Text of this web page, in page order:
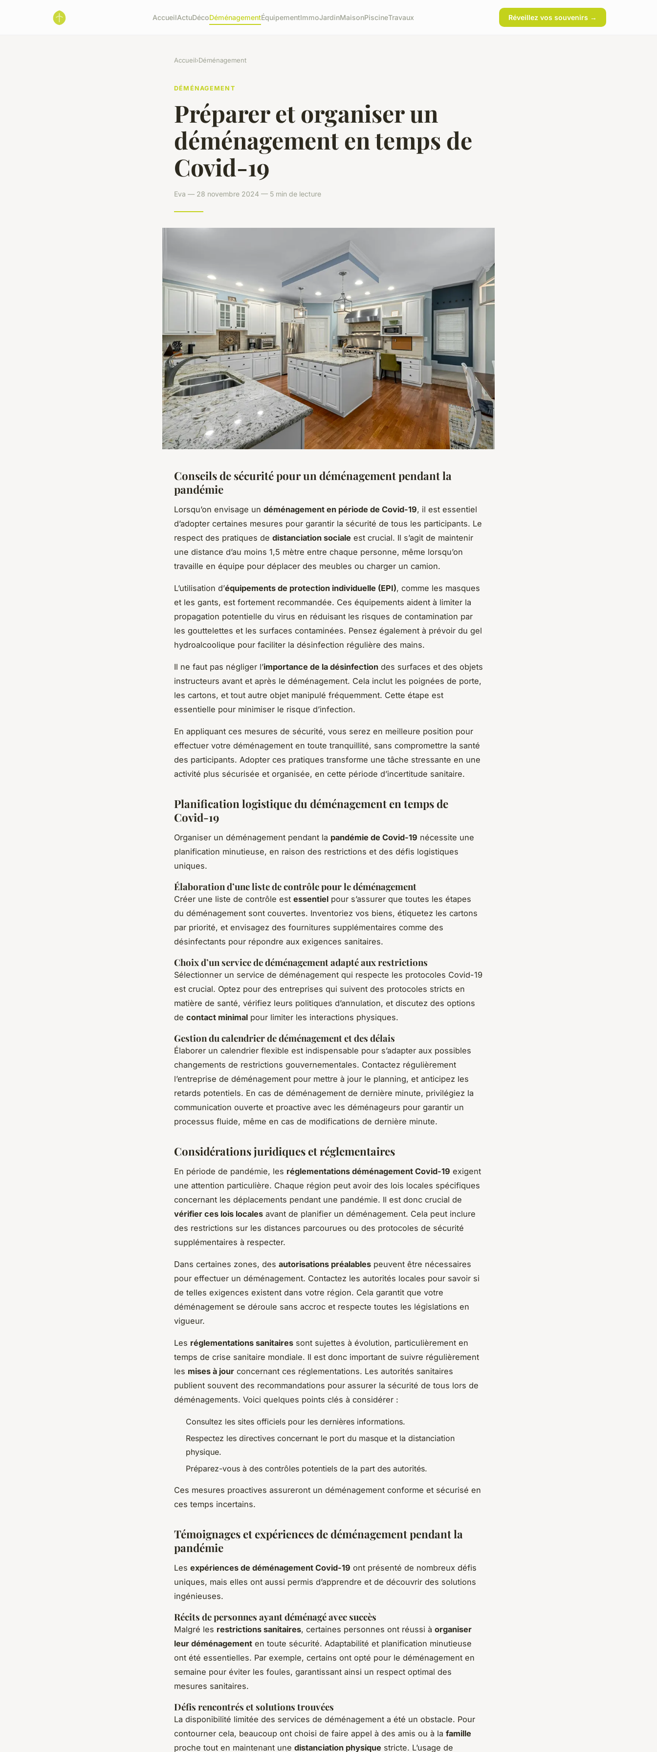
AccueilActuDécoDéménagementÉquipementImmoJardinMaisonPiscineTravaux Réveillez vos souvenirs →
Accueil›Déménagement
DÉMÉNAGEMENT
Préparer et organiser un
déménagement en temps de
Covid-19
Eva — 28 novembre 2024 — 5 min de lecture
Conseils de sécurité pour un déménagement pendant la
pandémie
Lorsqu’on envisage un déménagement en période de Covid-19, il est essentiel
d’adopter certaines mesures pour garantir la sécurité de tous les participants. Le
respect des pratiques de distanciation sociale est crucial. Il s’agit de maintenir
une distance d’au moins 1,5 mètre entre chaque personne, même lorsqu’on
travaille en équipe pour déplacer des meubles ou charger un camion.
L’utilisation d’équipements de protection individuelle (EPI), comme les masques
et les gants, est fortement recommandée. Ces équipements aident à limiter la
propagation potentielle du virus en réduisant les risques de contamination par
les gouttelettes et les surfaces contaminées. Pensez également à prévoir du gel
hydroalcoolique pour faciliter la désinfection régulière des mains.
Il ne faut pas négliger l’importance de la désinfection des surfaces et des objets
instructeurs avant et après le déménagement. Cela inclut les poignées de porte,
les cartons, et tout autre objet manipulé fréquemment. Cette étape est
essentielle pour minimiser le risque d’infection.
En appliquant ces mesures de sécurité, vous serez en meilleure position pour
effectuer votre déménagement en toute tranquillité, sans compromettre la santé
des participants. Adopter ces pratiques transforme une tâche stressante en une
activité plus sécurisée et organisée, en cette période d’incertitude sanitaire.
Planification logistique du déménagement en temps de
Covid-19
Organiser un déménagement pendant la pandémie de Covid-19 nécessite une
planification minutieuse, en raison des restrictions et des défis logistiques
uniques.
Élaboration d’une liste de contrôle pour le déménagement
Créer une liste de contrôle est essentiel pour s’assurer que toutes les étapes
du déménagement sont couvertes. Inventoriez vos biens, étiquetez les cartons
par priorité, et envisagez des fournitures supplémentaires comme des
désinfectants pour répondre aux exigences sanitaires.
Choix d’un service de déménagement adapté aux restrictions
Sélectionner un service de déménagement qui respecte les protocoles Covid-19
est crucial. Optez pour des entreprises qui suivent des protocoles stricts en
matière de santé, vérifiez leurs politiques d’annulation, et discutez des options
de contact minimal pour limiter les interactions physiques.
Gestion du calendrier de déménagement et des délais
Élaborer un calendrier flexible est indispensable pour s’adapter aux possibles
changements de restrictions gouvernementales. Contactez régulièrement
l’entreprise de déménagement pour mettre à jour le planning, et anticipez les
retards potentiels. En cas de déménagement de dernière minute, privilégiez la
communication ouverte et proactive avec les déménageurs pour garantir un
processus fluide, même en cas de modifications de dernière minute.
Considérations juridiques et réglementaires
En période de pandémie, les réglementations déménagement Covid-19 exigent
une attention particulière. Chaque région peut avoir des lois locales spécifiques
concernant les déplacements pendant une pandémie. Il est donc crucial de
vérifier ces lois locales avant de planifier un déménagement. Cela peut inclure
des restrictions sur les distances parcourues ou des protocoles de sécurité
supplémentaires à respecter.
Dans certaines zones, des autorisations préalables peuvent être nécessaires
pour effectuer un déménagement. Contactez les autorités locales pour savoir si
de telles exigences existent dans votre région. Cela garantit que votre
déménagement se déroule sans accroc et respecte toutes les législations en
vigueur.
Les réglementations sanitaires sont sujettes à évolution, particulièrement en
temps de crise sanitaire mondiale. Il est donc important de suivre régulièrement
les mises à jour concernant ces réglementations. Les autorités sanitaires
publient souvent des recommandations pour assurer la sécurité de tous lors de
déménagements. Voici quelques points clés à considérer :
Consultez les sites officiels pour les dernières informations.
Respectez les directives concernant le port du masque et la distanciation
physique.
Préparez-vous à des contrôles potentiels de la part des autorités.
Ces mesures proactives assureront un déménagement conforme et sécurisé en
ces temps incertains.
Témoignages et expériences de déménagement pendant la
pandémie
Les expériences de déménagement Covid-19 ont présenté de nombreux défis
uniques, mais elles ont aussi permis d’apprendre et de découvrir des solutions
ingénieuses.
Récits de personnes ayant déménagé avec succès
Malgré les restrictions sanitaires, certaines personnes ont réussi à organiser
leur déménagement en toute sécurité. Adaptabilité et planification minutieuse
ont été essentielles. Par exemple, certains ont opté pour le déménagement en
semaine pour éviter les foules, garantissant ainsi un respect optimal des
mesures sanitaires.
Défis rencontrés et solutions trouvées
La disponibilité limitée des services de déménagement a été un obstacle. Pour
contourner cela, beaucoup ont choisi de faire appel à des amis ou à la famille
proche tout en maintenant une distanciation physique stricte. L’usage de